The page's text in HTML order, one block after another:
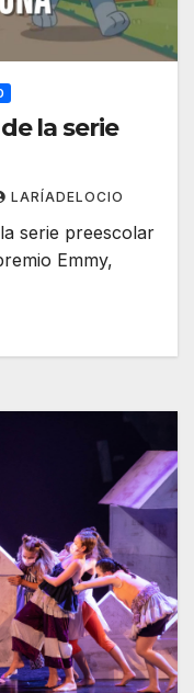
la serie
LARÍADELOCIO
serie preescolar
Emmy,